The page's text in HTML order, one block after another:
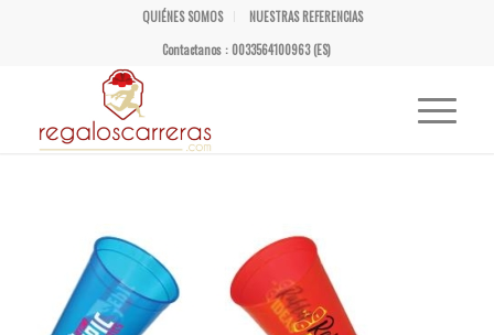
QUIÉNES SOMOS
NUESTRAS REFERENCIAS
Contactanos : 0033564100963 (ES)